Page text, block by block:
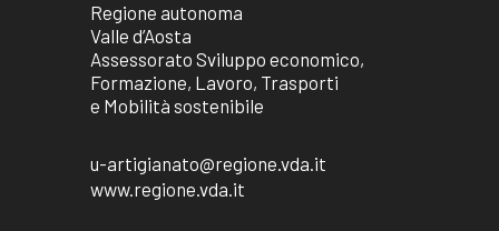
Regione autonoma
Valle d’Aosta
Assessorato Sviluppo economico,
Formazione, Lavoro, Trasporti
e Mobilità sostenibile
u-artigianato@regione.vda.it
www.regione.vda.it